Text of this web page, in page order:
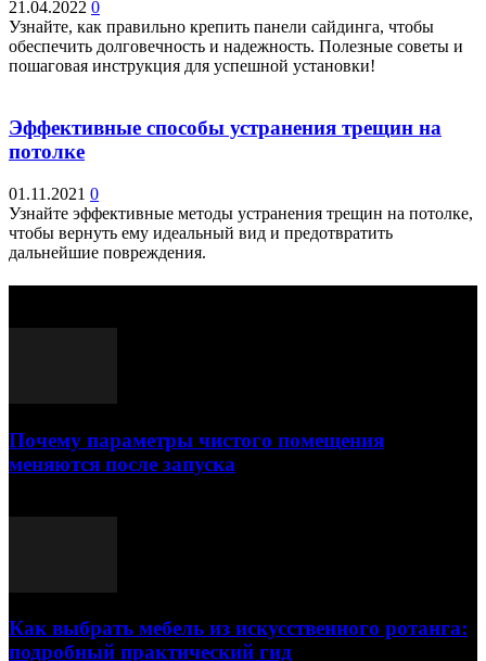
21.04.2022 0
Узнайте, как правильно крепить панели сайдинга, чтобы
обеспечить долговечность и надежность. Полезные советы и
пошаговая инструкция для успешной установки!
Эффективные способы устранения трещин на
потолке
01.11.2021 0
Узнайте эффективные методы устранения трещин на потолке,
чтобы вернуть ему идеальный вид и предотвратить
дальнейшие повреждения.
Почему параметры чистого помещения
меняются после запуска
Как выбрать мебель из искусственного ротанга:
подробный практический гид